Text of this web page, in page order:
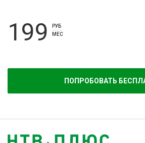
199
РУБ
МЕС
ПОПРОБОВАТЬ